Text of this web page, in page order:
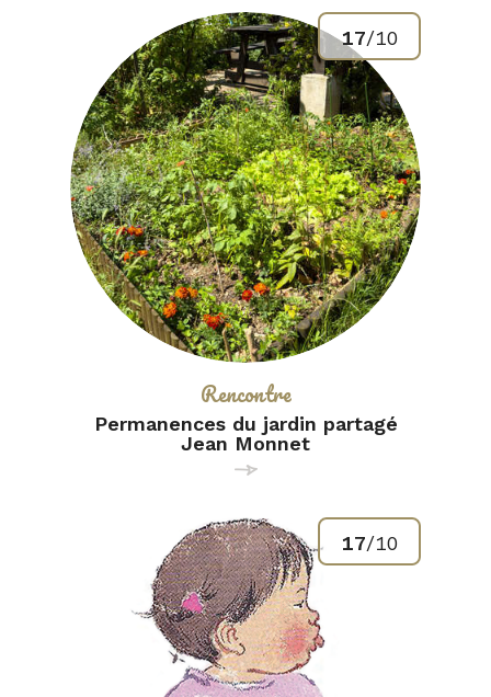
Permanences du jardin partagé
Jean Monnet
Catégorie :
Rencontre
17/10
17/10